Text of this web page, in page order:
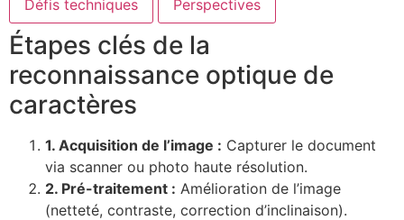
Défis techniques Perspectives
Étapes clés de la
reconnaissance optique de
caractères
1. Acquisition de l’image : Capturer le document
via scanner ou photo haute résolution.
2. Pré-traitement : Amélioration de l’image
(netteté, contraste, correction d’inclinaison).